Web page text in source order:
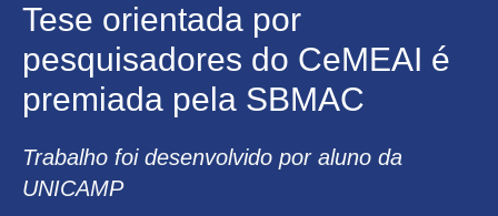
Tese orientada por
pesquisadores do CeMEAI é
premiada pela SBMAC
Trabalho foi desenvolvido por aluno da
UNICAMP